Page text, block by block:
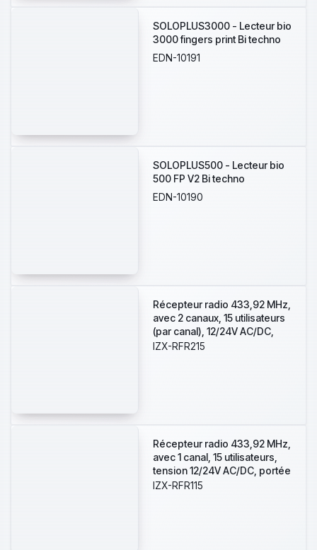
SOLOPLUS3000 - Lecteur bio
3000 fingers print Bi techno
EDN-10191
SOLOPLUS500 - Lecteur bio
500 FP V2 Bi techno
EDN-10190
Récepteur radio 433,92 MHz,
avec 2 canaux, 15 utilisateurs
(par canal), 12/24V AC/DC,
portée radio jusqu'à 50
IZX-RFR215
Récepteur radio 433,92 MHz,
avec 1 canal, 15 utilisateurs,
tension 12/24V AC/DC, portée
radio jusqu'à 50 mètres
IZX-RFR115